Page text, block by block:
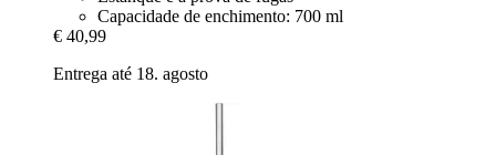
Capacidade de enchimento: 700 ml
€ 40,99
Entrega até 18. agosto